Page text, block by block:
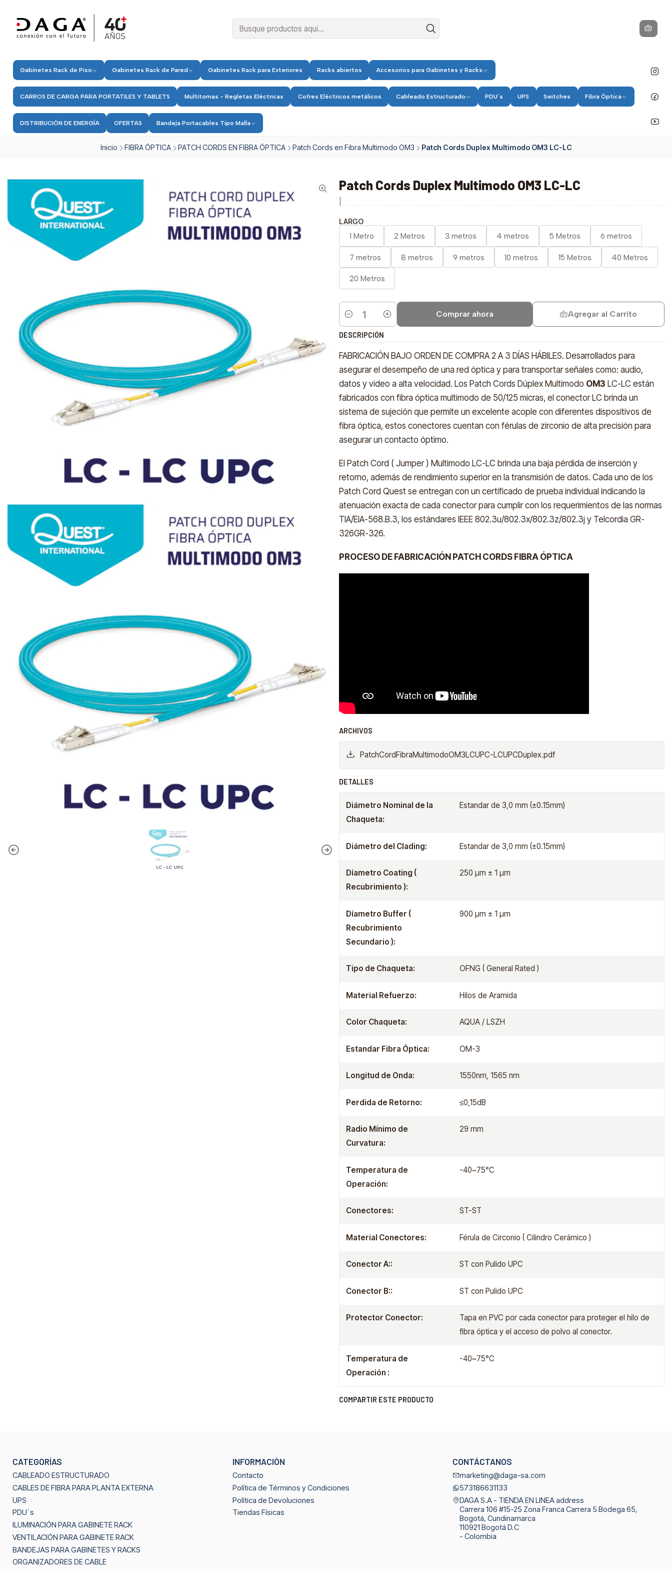
Gabinetes Rack de Piso Gabinetes Rack de Pared Gabinetes Rack para Exteriores Racks abiertos Accesorios para Gabinetes y Racks
CARROS DE CARGA PARA PORTATILES Y TABLETS Multitomas - Regletas Eléctricas Cofres Eléctricos metálicos Cableado Estructurado PDU´s UPS Switches Fibra Óptica
DISTRIBUCIÓN DE ENERGÍA OFERTAS Bandeja Portacables Tipo Malla
Inicio FIBRA ÓPTICA PATCH CORDS EN FIBRA ÓPTICA Patch Cords en Fibra Multimodo OM3 Patch Cords Duplex Multimodo OM3 LC-LC
Patch Cords Duplex Multimodo OM3 LC-LC
LARGO
1 Metro 2 Metros 3 metros 4 metros 5 Metros 6 metros
7 metros 8 metros 9 metros 10 metros 15 Metros 40 Metros
20 Metros
Cantidad
Agregar al Carrito
Comprar ahora
DESCRIPCIÓN
FABRICACIÓN BAJO ORDEN DE COMPRA 2 A 3 DÍAS HÁBILES. Desarrollados para
asegurar el desempeño de una red óptica y para transportar señales como: audio,
datos y video a alta velocidad. Los Patch Cords Dúplex Multimodo OM3 LC-LC están
fabricados con fibra óptica multimodo de 50/125 micras, el conector LC brinda un
sistema de sujeción que permite un excelente acople con diferentes dispositivos de
fibra óptica, estos conectores cuentan con férulas de zirconio de alta precisión para
asegurar un contacto óptimo.
El Patch Cord ( Jumper ) Multimodo LC-LC brinda una baja pérdida de inserción y
retorno, además de rendimiento superior en la transmisión de datos. Cada uno de los
Patch Cord Quest se entregan con un certificado de prueba individual indicando la
atenuación exacta de cada conector para cumplir con los requerimientos de las normas
TIA/EIA-568.B.3, los estándares IEEE 802.3u/802.3x/802.3z/802.3j y Telcordia GR-
326GR-326.
PROCESO DE FABRICACIÓN PATCH CORDS FIBRA ÓPTICA
ARCHIVOS
PatchCordFibraMultimodoOM3LCUPC-LCUPCDuplex.pdf
DETALLES
Diámetro Nominal de la
Chaqueta:
Estandar de 3,0 mm (±0.15mm)
Diámetro del Clading: Estandar de 3,0 mm (±0.15mm)
Díametro Coating (
Recubrimiento ):
250 μm ± 1 μm
Díametro Buffer (
Recubrimiento
Secundario ):
900 μm ± 1 μm
Tipo de Chaqueta: OFNG ( General Rated )
Material Refuerzo: Hilos de Aramida
Color Chaqueta: AQUA / LSZH
Estandar Fibra Óptica: OM-3
Longitud de Onda: 1550nm, 1565 nm
Perdida de Retorno: ≤0,15dB
Radio Mínimo de
Curvatura:
29 mm
Temperatura de
Operación:
-40~75°C
Conectores: ST-ST
Material Conectores: Férula de Circonio ( Cilindro Cerámico )
Conector A:: ST con Pulido UPC
Conector B:: ST con Pulido UPC
Protector Conector:
Tapa en PVC por cada conector para proteger el hilo de
fibra óptica y el acceso de polvo al conector.
Temperatura de
Operación :
-40~75°C
COMPARTIR ESTE PRODUCTO
CATEGORÍAS
CABLEADO ESTRUCTURADO
CABLES DE FIBRA PARA PLANTA EXTERNA
UPS
PDU´s
ILUMINACIÓN PARA GABINETE RACK
VENTILACIÓN PARA GABINETE RACK
BANDEJAS PARA GABINETES Y RACKS
ORGANIZADORES DE CABLE
INFORMACIÓN
Contacto
Política de Términos y Condiciones
Política de Devoluciones
Tiendas Físicas
CONTÁCTANOS
marketing@daga-sa.com
573186631133
DAGA S.A - TIENDA EN LINEA address
Carrera 106 #15-25 Zona Franca Carrera 5 Bodega 65,
Bogotá, Cundinamarca
110921 Bogotá D.C
- Colombia